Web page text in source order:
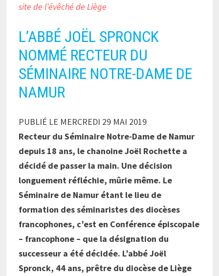
site de l’évêché de Liège
L’ABBÉ JOËL SPRONCK
NOMMÉ RECTEUR DU
SÉMINAIRE NOTRE-DAME DE
NAMUR
PUBLIÉ LE MERCREDI 29 MAI 2019
Recteur du Séminaire Notre-Dame de Namur
depuis 18 ans, le chanoine Joël Rochette a
décidé de passer la main. Une décision
longuement réfléchie, mûrie même. Le
Séminaire de Namur étant le lieu de
formation des séminaristes des diocèses
francophones, c’est en Conférence épiscopale
– francophone – que la désignation du
successeur a été décidée. L’abbé Joël
Spronck, 44 ans, prêtre du diocèse de Liège